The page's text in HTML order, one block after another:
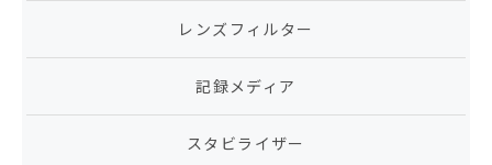
レンズフィルター
記録メディア
スタビライザー